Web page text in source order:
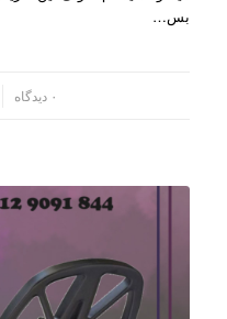
بس…
۰ دیدگاه